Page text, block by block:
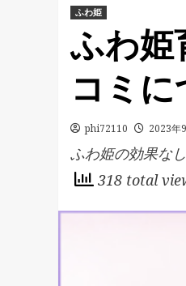
ふわ姫
ふわ姫
コミに
phi72110 2023年
ふわ姫の効果な
318 total